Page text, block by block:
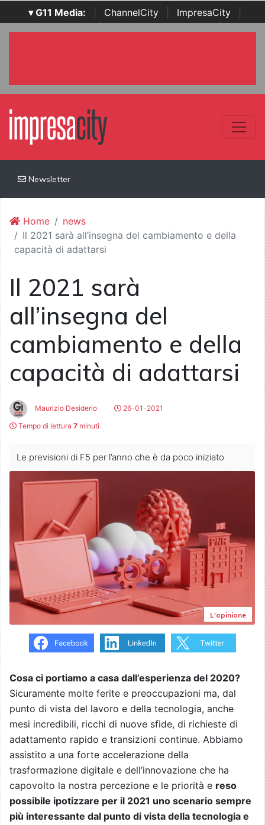
▾ G11 Media: ChannelCity ImpresaCity
SecurityOpenLab | Italian Channel Awards | Italian
Newsletter
Home
news
Il 2021 sarà all’insegna del cambiamento e della
capacità di adattarsi
Il 2021 sarà
all’insegna del
cambiamento e della
capacità di adattarsi
Maurizio Desiderio
26-01-2021
Tempo di lettura 7 minuti
Le previsioni di F5 per l’anno che è da poco iniziato
L'opinione
Cosa ci portiamo a casa dall’esperienza del 2020?
Sicuramente molte ferite e preoccupazioni ma, dal
punto di vista del lavoro e della tecnologia, anche
mesi incredibili, ricchi di nuove sfide, di richieste di
adattamento rapido e transizioni continue. Abbiamo
assistito a una forte accelerazione della
trasformazione digitale e dell’innovazione che ha
capovolto la nostra percezione e le priorità e reso
possibile ipotizzare per il 2021 uno scenario sempre
più interessante dal punto di vista della tecnologia e